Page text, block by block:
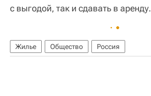
с выгодой, так и сдавать в аренду.
Жилье Общество Россия